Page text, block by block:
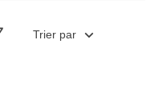
Trier par